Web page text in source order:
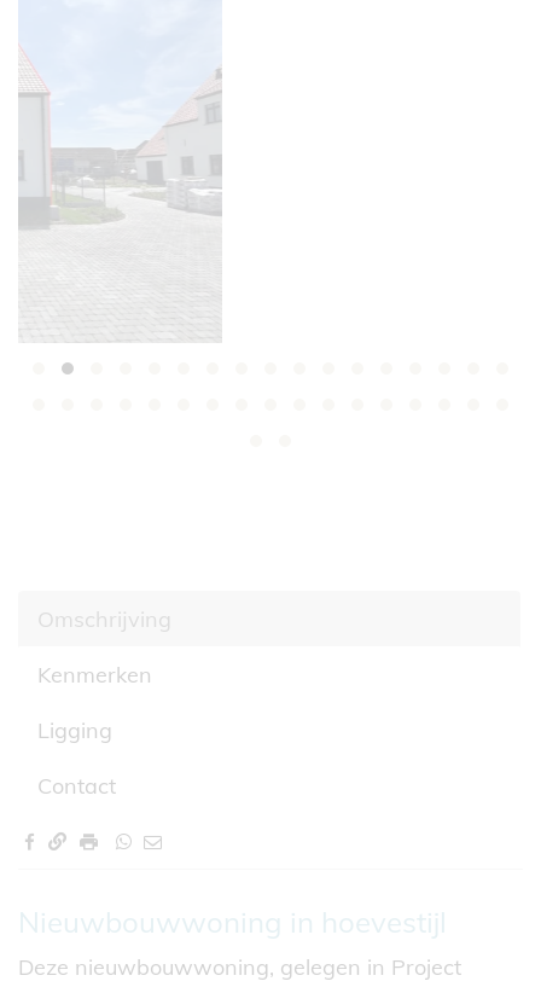
Omschrijving
Kenmerken
Ligging
Contact
Omschrijving
Nieuwbouwwoning in hoevestijl
Deze nieuwbouwwoning, gelegen in Project